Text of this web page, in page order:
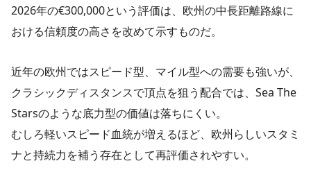
2026年の€300,000という評価は、欧州の中長距離路線に
おける信頼度の高さを改めて示すものだ。
近年の欧州ではスピード型、マイル型への需要も強いが、
クラシックディスタンスで頂点を狙う配合では、Sea The
Starsのような底力型の価値は落ちにくい。
むしろ軽いスピード血統が増えるほど、欧州らしいスタミ
ナと持続力を補う存在として再評価されやすい。